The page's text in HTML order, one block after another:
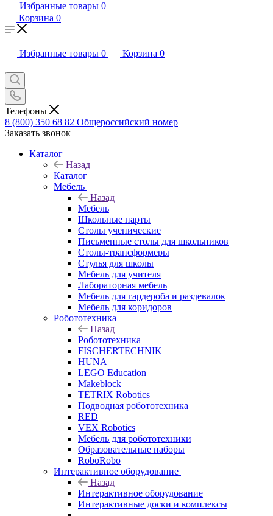
Избранные товары 0
Корзина 0
Избранные товары 0 Корзина 0
Телефоны
8 (800) 350 68 82 Общероссийский номер
Заказать звонок
Каталог
Назад
Каталог
Мебель
Назад
Мебель
Школьные парты
Столы ученические
Письменные столы для школьников
Столы-трансформеры
Стулья для школы
Мебель для учителя
Лабораторная мебель
Мебель для гардероба и раздевалок
Мебель для коридоров
Робототехника
Назад
Робототехника
FISCHERTECHNIK
HUNA
LEGO Education
Makeblock
TETRIX Robotics
Подводная робототехника
RED
VEX Robotics
Мебель для робототехники
Образовательные наборы
RoboRobo
Интерактивное оборудование
Назад
Интерактивное оборудование
Интерактивные доски и комплексы